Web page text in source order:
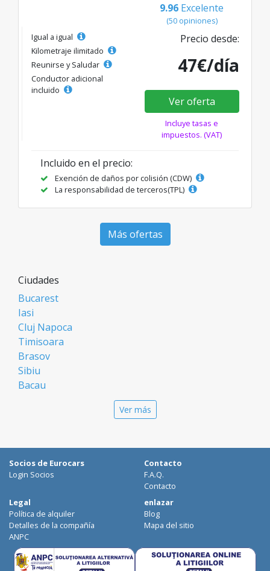
9.96 Excelente
(50 opiniones)
Igual a igual
Kilometraje ilimitado
Reunirse y Saludar
Conductor adicional
incluido
Precio desde:
47€/día
Ver oferta
Incluye tasas e
impuestos. (VAT)
Incluido en el precio:
Exención de daños por colisión (CDW)
La responsabilidad de terceros(TPL)
Más ofertas
Ciudades
Bucarest
Iasi
Cluj Napoca
Timisoara
Brasov
Sibiu
Bacau
Galati
Suceava
Focsani
Targoviste
Ploiesti
Craiova
Botosani
Ver más
Socios de Eurocars
Login Socios
Contacto
F.A.Q.
Contacto
Legal
Política de alquiler
Detalles de la compañía
ANPC
enlazar
Blog
Mapa del sitio